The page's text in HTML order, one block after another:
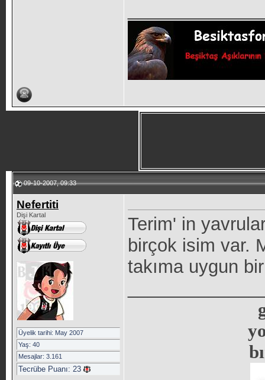
09-10-2007, 09:33
Nefertiti
Dişi Kartal
Üyelik tarihi: May 2007
Yaş: 40
Mesajlar: 3.161
Tecrübe Puanı: 23
Terim' in
birçok isim var.
takıma uygun